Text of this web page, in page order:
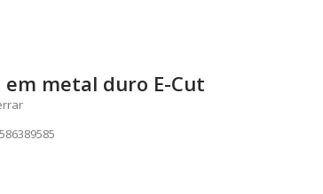
metal duro E-Cut